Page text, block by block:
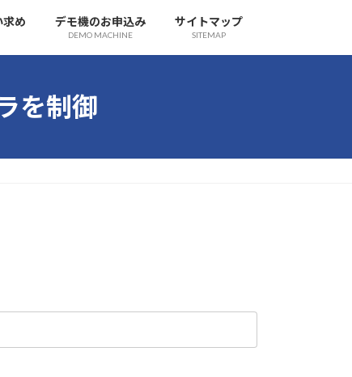
求め デモ機のお申込み
DEMO MACHINE
サイトマップ
SITEMAP
を制御